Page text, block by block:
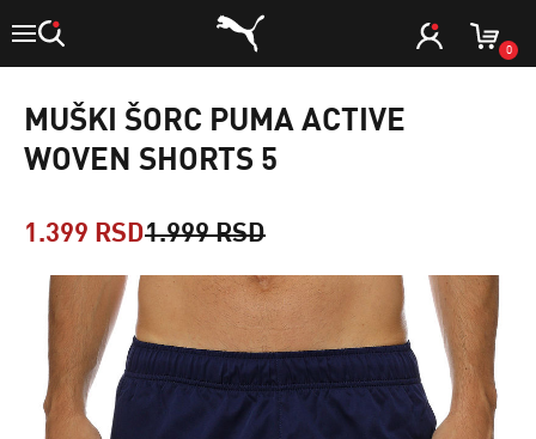
0
MUŠKI ŠORC PUMA ACTIVE
WOVEN SHORTS 5
1.399 RSD1.999 RSD